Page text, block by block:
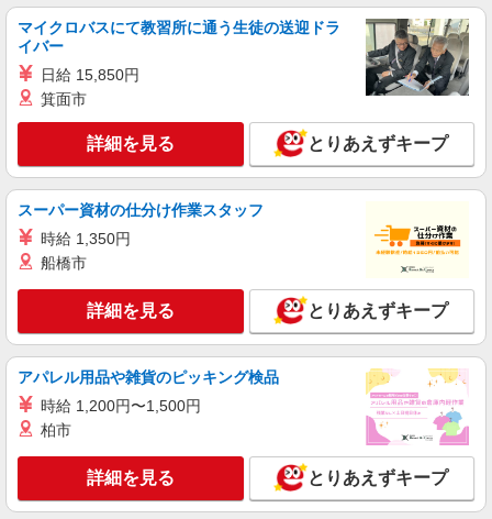
マイクロバスにて教習所に通う生徒の送迎ドラ
イバー
日給 15,850円
箕面市
詳細を見る とりあえずキープ
スーパー資材の仕分け作業スタッフ
時給 1,350円
船橋市
詳細を見る とりあえずキープ
アパレル用品や雑貨のピッキング検品
時給 1,200円〜1,500円
柏市
詳細を見る とりあえずキープ